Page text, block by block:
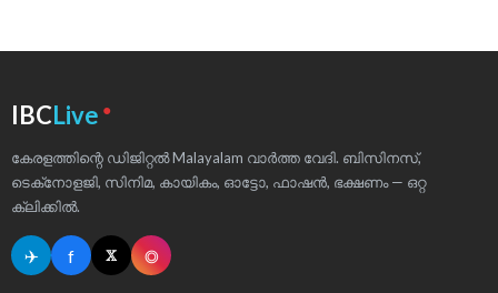
IBCLive ●
കേരളത്തിന്റെ ഡിജിറ്റൽ Malayalam വാർത്ത വേദി. ബിസിനസ്,
ടെക്‌നോളജി, സിനിമ, കായികം, ഓട്ടോ, ഫാഷൻ, ഭക്ഷണം — ഒറ്റ
ക്ലിക്കിൽ.
✈ f 𝕏 ◎